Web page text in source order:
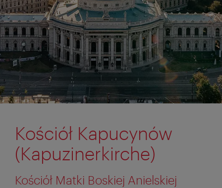
Kościół Kapucynów
(Kapuzinerkirche)
Kościół Matki Boskiej Anielskiej